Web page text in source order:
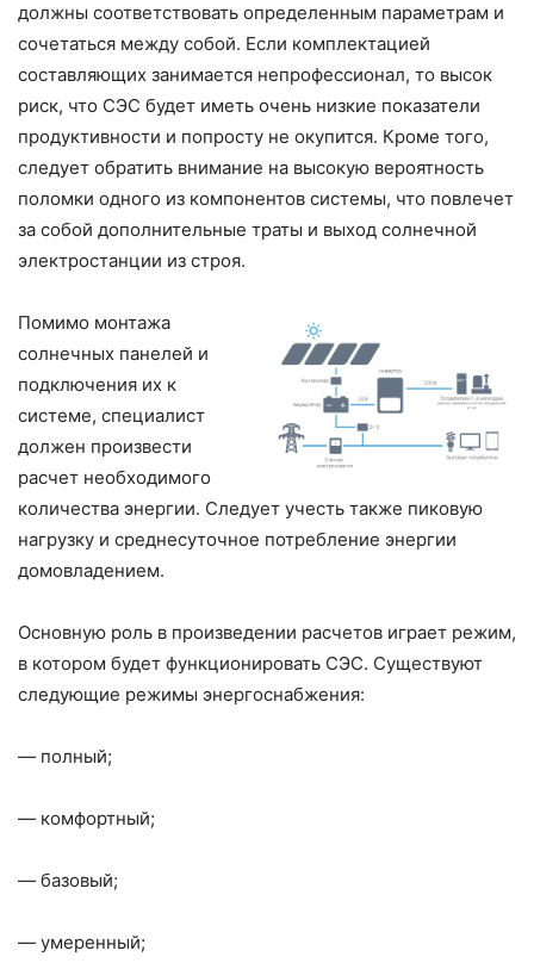
должны соответствовать определенным параметрам и
сочетаться между собой. Если комплектацией
составляющих занимается непрофессионал, то высок
риск, что СЭС будет иметь очень низкие показатели
продуктивности и попросту не окупится. Кроме того,
следует обратить внимание на высокую вероятность
поломки одного из компонентов системы, что повлечет
за собой дополнительные траты и выход солнечной
электростанции из строя.
Помимо монтажа
солнечных панелей и
подключения их к
системе, специалист
должен произвести
расчет необходимого
количества энергии. Следует учесть также пиковую
нагрузку и среднесуточное потребление энергии
домовладением.
Основную роль в произведении расчетов играет режим,
в котором будет функционировать СЭС. Существуют
следующие режимы энергоснабжения:
— полный;
— комфортный;
— базовый;
— умеренный;